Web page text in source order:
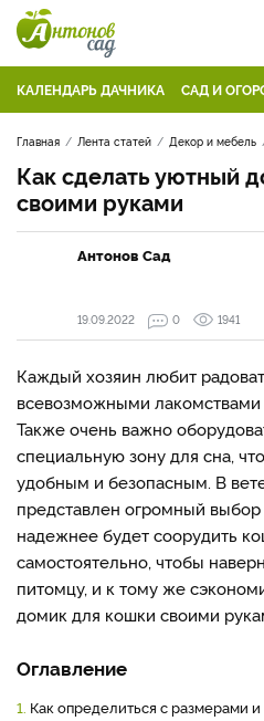
КАЛЕНДАРЬ ДАЧНИКА САД И
Главная Лента статей Декор и мебель
Как сделать уютный
своими руками
Антонов Сад
19.09.2022
0 1941
Каждый хозяин любит
всевозможными
Также очень важно
специальную зону для сна,
удобным и безопасным. В
представлен огромный
надежнее будет соорудить
самостоятельно, чтобы
питомцу, и к тому же
домик для кошки своими
Оглавление
1. Как определиться с размерами